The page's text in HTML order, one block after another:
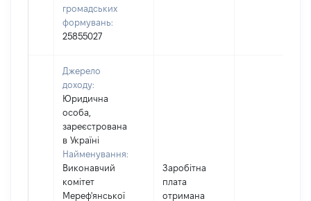
громадських
формувань:
25855027
Джерело
доходу:
Юридична
особа,
зареєстрована
в Україні
Найменування:
Виконавчий
комітет
Мереф'янської
Заробітна
плата
отримана